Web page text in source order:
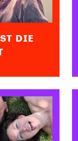
DIE